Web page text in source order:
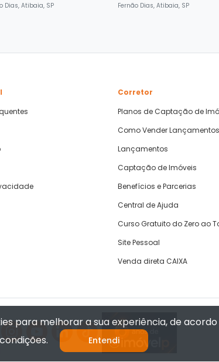
Dias, Atibaia, SP Fernão Dias, Atibaia, SP
Corretor
Planos de Captação de
Como Vender Lançamentos
Lançamentos
Captação de Imóveis
Benefícios e Parcerias
Central de Ajuda
Curso Gratuito do Zero ao
Site Pessoal
Venda direta CAIXA
para melhorar a sua experiência, de
Entendi